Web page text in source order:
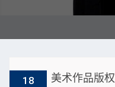
18 美术作品版权